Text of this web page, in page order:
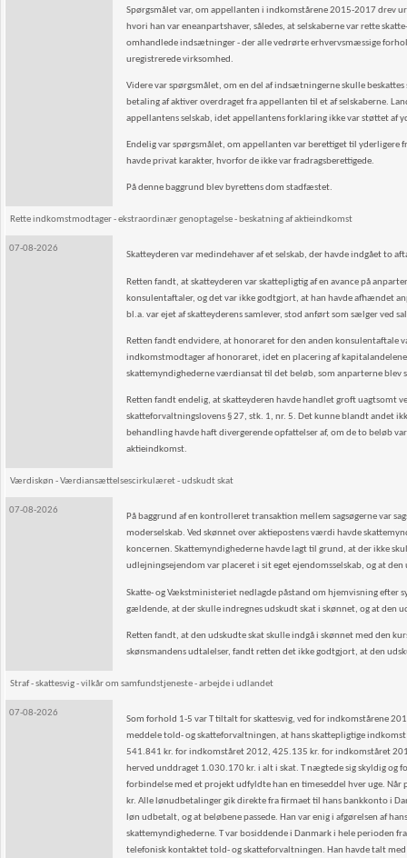
Spørgsmålet var, om appellanten i indkomstårene 2015-2017 drev
hvori han var eneanpartshaver, således, at selskaberne var rette
omhandlede indsætninger - der alle vedrørte erhvervsmæssige
uregistrerede virksomhed.
Videre var spørgsmålet, om en del af indsætningerne skulle
betaling af aktiver overdraget fra appellanten til et af selskaberne.
appellantens selskab, idet appellantens forklaring ikke var støttet af
Endelig var spørgsmålet, om appellanten var berettiget til
havde privat karakter, hvorfor de ikke var fradragsberettigede.
På denne baggrund blev byrettens dom stadfæstet.
Rette indkomstmodtager - ekstraordinær genoptagelse - beskatning af aktieindkomst
07-08-2026
Skatteyderen var medindehaver af et selskab, der havde indgået to
Retten fandt, at skatteyderen var skattepligtig af en avance på
konsulentaftaler, og det var ikke godtgjort, at han havde afhændet
bl.a. var ejet af skatteyderens samlever, stod anført som sælger ved
Retten fandt endvidere, at honoraret for den anden konsulentaftale
indkomstmodtager af honoraret, idet en placering af
skattemyndighederne værdiansat til det beløb, som anparterne
Retten fandt endelig, at skatteyderen havde handlet groft uagtsomt
skatteforvaltningslovens § 27, stk. 1, nr. 5. Det kunne blandt andet
behandling havde haft divergerende opfattelser af, om de to beløb
aktieindkomst.
Værdiskøn - Værdiansættelsescirkulæret - udskudt skat
07-08-2026
På baggrund af en kontrolleret transaktion mellem sagsøgerne var
moderselskab. Ved skønnet over aktiepostens værdi havde
koncernen. Skattemyndighederne havde lagt til grund, at der ikke
udlejningsejendom var placeret i sit eget ejendomsselskab, og at
Skatte- og Vækstministeriet nedlagde påstand om hjemvisning efter
gældende, at der skulle indregnes udskudt skat i skønnet, og at den
Retten fandt, at den udskudte skat skulle indgå i skønnet med den
skønsmandens udtalelser, fandt retten det ikke godtgjort, at den
Straf - skattesvig - vilkår om samfundstjeneste - arbejde i udlandet
07-08-2026
Som forhold 1-5 var T tiltalt for skattesvig, ved for indkomstårene
meddele told- og skatteforvaltningen, at hans skattepligtige
541.841 kr. for indkomståret 2012, 425.135 kr. for indkomståret
herved unddraget 1.030.170 kr. i alt i skat. T nægtede sig skyldig og
forbindelse med et projekt udfyldte han en timeseddel hver uge.
kr. Alle lønudbetalinger gik direkte fra firmaet til hans bankkonto i
løn udbetalt, og at beløbene passede. Han var enig i afgørelsen af
skattemyndighederne. T var bosiddende i Danmark i hele perioden
telefonisk kontaktet told- og skatteforvaltningen. Han havde talt